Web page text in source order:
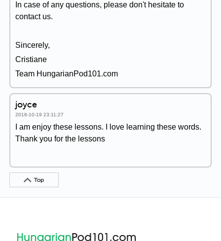
In case of any questions, please don't hesitate to
contact us.
Sincerely,
Cristiane
Team HungarianPod101.com
joyce
2018-10-19 23:11:27
I am enjoy these lessons. I love learning these words.
Thank you for the lessons
Top